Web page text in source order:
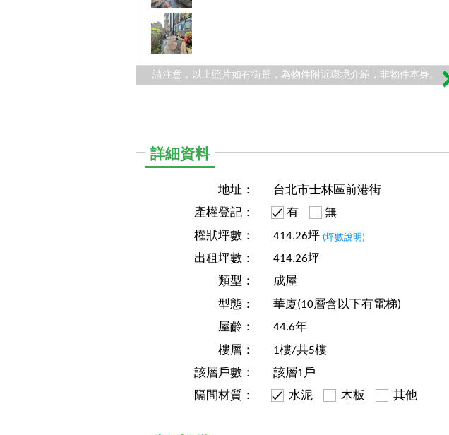
請注意，以上照片如有街景，為物件附近環境介紹，非物件本身。
詳細資料
地址：
台北市士林區前港街
產權登記：
有
無
權狀坪數：
414.26坪 (坪數說明)
出租坪數：
414.26坪
類型：
成屋
型態：
華廈(10層含以下有電梯)
屋齡：
44.6年
樓層：
1樓/共5樓
該層戶數：
該層1戶
隔間材質：
水泥 木板 其他